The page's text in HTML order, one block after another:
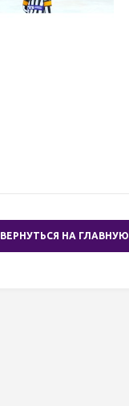
ВЕРНУТЬСЯ НА ГЛАВНУЮ